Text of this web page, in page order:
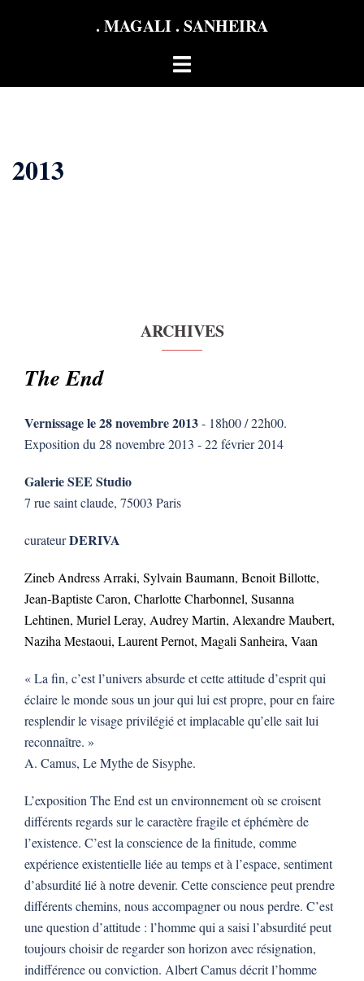
. MAGALI . SANHEIRA
Ouvrir/fermer
2013
ARCHIVES
The End
Vernissage le 28 novembre 2013- 18h00 / 22h00.
Exposition du 28 novembre 2013 - 22 février 2014
Galerie SEE Studio
7 rue saint claude, 75003 Paris
curateurDERIVA
Zineb Andress Arraki, Sylvain Baumann, Benoit Billotte,
Jean-Baptiste Caron, Charlotte Charbonnel, Susanna
Lehtinen, Muriel Leray, Audrey Martin, Alexandre Maubert,
Naziha Mestaoui, Laurent Pernot, Magali Sanheira, Vaan
« La fin, c’est l’univers absurde et cette attitude d’esprit qui
éclaire le monde sous un jour qui lui est propre, pour en faire
resplendir le visage privilégié et implacable qu’elle sait lui
reconnaître. »
A. Camus, Le Mythe de Sisyphe.
L’exposition The End est un environnement où se croisent
différents regards sur le caractère fragile et éphémère de
l’existence. C’est la conscience de la finitude, comme
expérience existentielle liée au temps et à l’espace, sentiment
d’absurdité lié à notre devenir. Cette conscience peut prendre
différents chemins, nous accompagner ou nous perdre. C’est
une question d’attitude : l’homme qui a saisi l’absurdité peut
toujours choisir de regarder son horizon avec résignation,
indifférence ou conviction. Albert Camus décrit l’homme